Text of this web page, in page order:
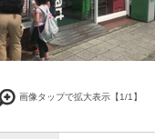
画像タップで拡大表示【1/1】